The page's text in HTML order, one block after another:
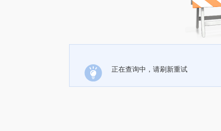
正在查询中，请刷新重试